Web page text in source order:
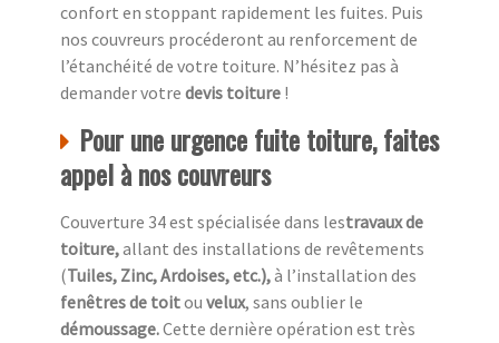
confort en stoppant rapidement les fuites. Puis
nos couvreurs procéderont au renforcement de
l’étanchéité de votre toiture. N’hésitez pas à
demander votre devis toiture !
Pour une urgence fuite toiture, faites
appel à nos couvreurs
Couverture 34 est spécialisée dans lestravaux de
toiture,allant des installations de revêtements
(Tuiles, Zinc, Ardoises, etc.),à l’installation des
fenêtres de toitou velux, sans oublier le
démoussage.Cette dernière opération est très